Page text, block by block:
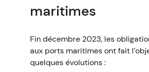
maritimes
Fin décembre 2023, les
aux ports maritimes ont fait
quelques évolutions :